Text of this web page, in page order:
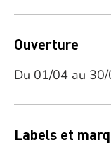
Ouverture
Du 01/04 au
Labels et